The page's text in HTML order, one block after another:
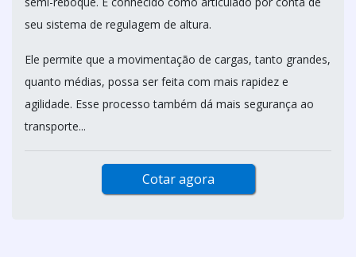
seu sistema de regulagem de altura.
Ele permite que a movimentação de cargas, tanto grandes,
quanto médias, possa ser feita com mais rapidez e
agilidade. Esse processo também dá mais segurança ao
transporte...
Cotar agora